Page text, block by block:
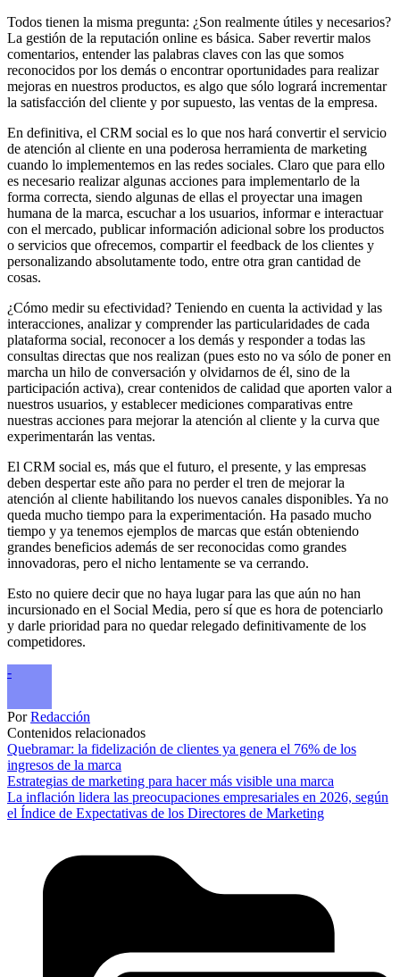
Todos tienen la misma pregunta: ¿Son realmente útiles y necesarios?
La gestión de la reputación online es básica. Saber revertir malos
comentarios, entender las palabras claves con las que somos
reconocidos por los demás o encontrar oportunidades para realizar
mejoras en nuestros productos, es algo que sólo logrará incrementar
la satisfacción del cliente y por supuesto, las ventas de la empresa.
En definitiva, el CRM social es lo que nos hará convertir el servicio
de atención al cliente en una poderosa herramienta de marketing
cuando lo implementemos en las redes sociales. Claro que para ello
es necesario realizar algunas acciones para implementarlo de la
forma correcta, siendo algunas de ellas el proyectar una imagen
humana de la marca, escuchar a los usuarios, informar e interactuar
con el mercado, publicar información adicional sobre los productos
o servicios que ofrecemos, compartir el feedback de los clientes y
personalizando absolutamente todo, entre otra gran cantidad de
cosas.
¿Cómo medir su efectividad? Teniendo en cuenta la actividad y las
interacciones, analizar y comprender las particularidades de cada
plataforma social, reconocer a los demás y responder a todas las
consultas directas que nos realizan (pues esto no va sólo de poner en
marcha un hilo de conversación y olvidarnos de él, sino de la
participación activa), crear contenidos de calidad que aporten valor a
nuestros usuarios, y establecer mediciones comparativas entre
nuestras acciones para mejorar la atención al cliente y la curva que
experimentarán las ventas.
El CRM social es, más que el futuro, el presente, y las empresas
deben despertar este año para no perder el tren de mejorar la
atención al cliente habilitando los nuevos canales disponibles. Ya no
queda mucho tiempo para la experimentación. Ha pasado mucho
tiempo y ya tenemos ejemplos de marcas que están obteniendo
grandes beneficios además de ser reconocidas como grandes
innovadoras, pero el nicho lentamente se va cerrando.
Esto no quiere decir que no haya lugar para las que aún no han
incursionado en el Social Media, pero sí que es hora de potenciarlo
y darle prioridad para no quedar relegado definitivamente de los
competidores.
-
PorRedacción
Contenidos relacionados
Quebramar: la fidelización de clientes ya genera el 76% de los
ingresos de la marca
Estrategias de marketing para hacer más visible una marca
La inflación lidera las preocupaciones empresariales en 2026, según
el Índice de Expectativas de los Directores de Marketing